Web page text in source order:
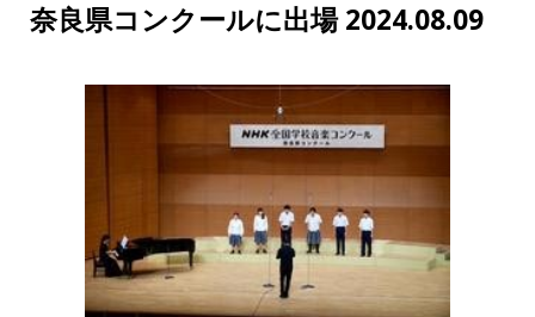
奈良県コンクールに出場 2024​.08.09